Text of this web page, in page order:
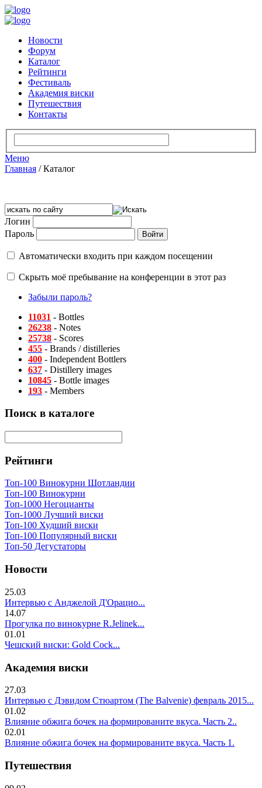
Новости
Форум
Каталог
Рейтинги
Фестиваль
Академия виски
Путешествия
Контакты
Меню
Главная /Каталог
Логин
Пароль
Автоматически входить при каждом посещении
Скрыть моё пребывание на конференции в этот раз
Забыли пароль?
11031 - Bottles
26238 - Notes
25738 - Scores
455 - Brands / distilleries
400 - Independent Bottlers
637 - Distillery images
10845 - Bottle images
193 - Members
Поиск в каталоге
Рейтинги
Топ-100 Винокурни Шотландии
Топ-100 Винокурни
Топ-1000 Негоцианты
Топ-1000 Лучший виски
Топ-100 Худший виски
Топ-100 Популярный виски
Топ-50 Дегустаторы
Новости
25.03
Интервью с Анджелой Д'Орацио...
14.07
Прогулка по винокурне R.Jelinek...
01.01
Чешский виски: Gold Cock...
Академия виски
27.03
Интервью с Дэвидом Стюартом (The Balvenie) февраль 2015...
01.02
Влияние обжига бочек на формированите вкуса. Часть 2..
02.01
Влияние обжига бочек на формированите вкуса. Часть 1.
Путешествия